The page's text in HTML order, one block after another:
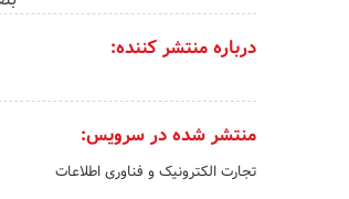
درباره منتشر کننده:
منتشر شده در سرویس:
تجارت الکترونیک و فناوری اطلاعات